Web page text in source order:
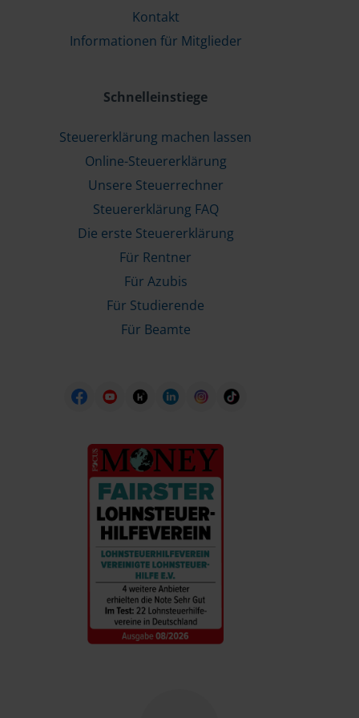
Kontakt
Informationen für Mitglieder
Schnelleinstiege
Steuererklärung machen lassen
Online-Steuererklärung
Unsere Steuerrechner
Steuererklärung FAQ
Die erste Steuererklärung
Für Rentner
Für Azubis
Für Studierende
Für Beamte